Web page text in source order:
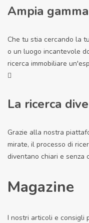
Ampia
Che tu stia cercando la
o un luogo incantevole
ricerca immobiliare
La ricerca
Grazie alla nostra
mirate, il processo di
diventano chiari e senza
Magazine
I nostri articoli e consigli